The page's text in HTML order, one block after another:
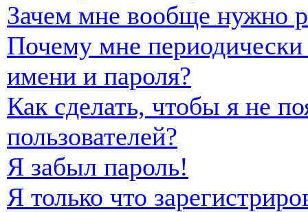
Зачем мне вообще нужно
Почему мне периодически
имени и пароля?
Как сделать, чтобы я не
пользователей?
Я забыл пароль!
Я только что